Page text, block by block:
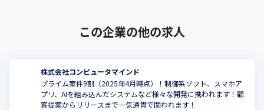
この企業の他の求人
株式会社コンピュータマインド
プライム案件9割（2025年4月時点）！制御系ソフト、スマホア
プリ、AIを組み込んだシステムなど様々な開発に携われます！顧
客提案からリリースまで一気通貫で関われます！